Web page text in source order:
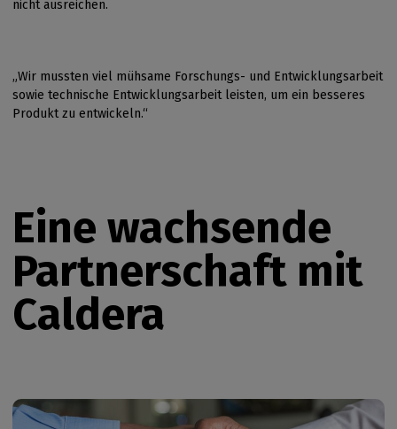
nicht ausreichen.
„Wir mussten viel mühsame Forschungs- und Entwicklungsarbeit
sowie technische Entwicklungsarbeit leisten, um ein besseres
Produkt zu entwickeln.“
Eine wachsende
Partnerschaft mit
Caldera